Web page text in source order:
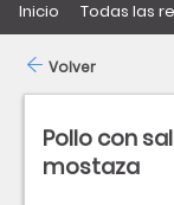
Inicio Todas las
Pollo con
mostaza
Volver